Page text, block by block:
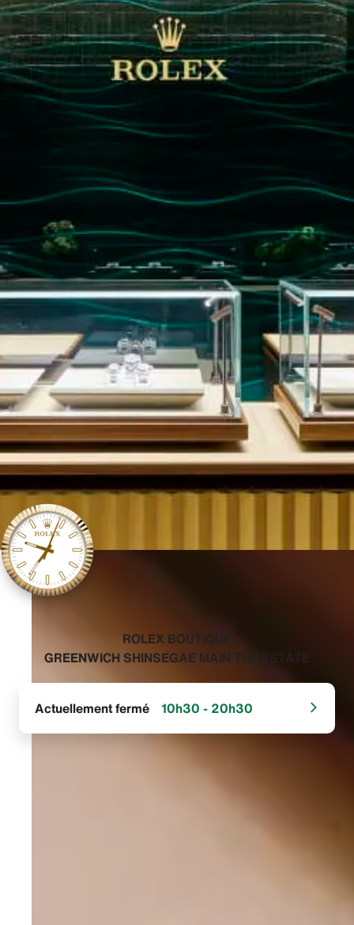
‭ROLEX BOUTIQUE
GREENWICH SHINSEGAE MAIN THE ESTATE‬
Actuellement fermé 10h30 - 20h30